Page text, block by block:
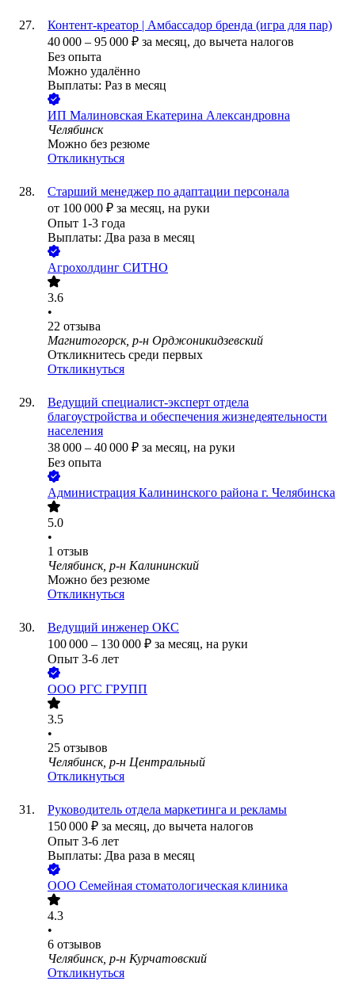
Контент-креатор | Амбассадор бренда (игра для пар)
40 000 – 95 000 ₽ за месяц, до вычета налогов
Без опыта
Можно удалённо
Выплаты: Раз в месяц
ИП Малиновская Екатерина Александровна
Челябинск
Можно без резюме
Откликнуться
Старший менеджер по адаптации персонала
от 100 000 ₽ за месяц, на руки
Опыт 1-3 года
Выплаты: Два раза в месяц
Агрохолдинг СИТНО
3.6
•
22 отзыва
Магнитогорск, р-н Орджоникидзевский
Откликнитесь среди первых
Откликнуться
Ведущий специалист-эксперт отдела
благоустройства и обеспечения жизнедеятельности
населения
38 000 – 40 000 ₽ за месяц, на руки
Без опыта
Администрация Калининского района г. Челябинска
5.0
•
1 отзыв
Челябинск, р-н Калининский
Можно без резюме
Откликнуться
Ведущий инженер ОКС
100 000 – 130 000 ₽ за месяц, на руки
Опыт 3-6 лет
ООО РГС ГРУПП
3.5
•
25 отзывов
Челябинск, р-н Центральный
Откликнуться
Руководитель отдела маркетинга и рекламы
150 000 ₽ за месяц, до вычета налогов
Опыт 3-6 лет
Выплаты: Два раза в месяц
ООО Семейная стоматологическая клиника
4.3
•
6 отзывов
Челябинск, р-н Курчатовский
Откликнуться